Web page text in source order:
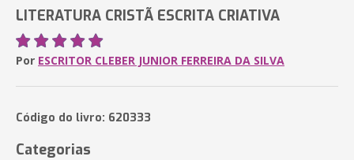
LITERATURA CRISTÃ ESCRITA CRIATIVA
Por ESCRITOR CLEBER JUNIOR FERREIRA DA SILVA
Código do livro: 620333
Categorias